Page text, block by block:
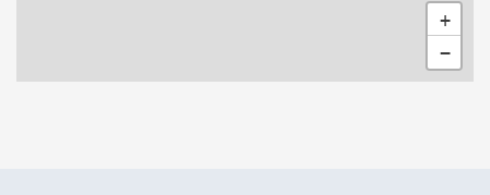
+
−
ou connectez-vous par mail